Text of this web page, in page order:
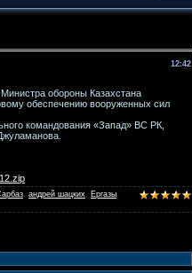
12:42
обороны Казахстана
обеспечению вооруженных сил
командования «Запад» ВС РК,
андрей шацких
Ергазы